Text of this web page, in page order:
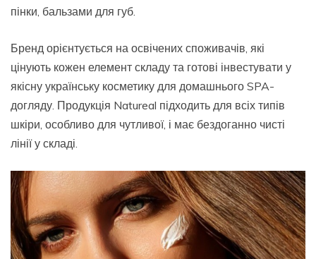
пінки, бальзами для губ.
Бренд орієнтується на освічених споживачів, які
цінують кожен елемент складу та готові інвестувати у
якісну українську косметику для домашнього SPA-
догляду. Продукція Natureal підходить для всіх типів
шкіри, особливо для чутливої, і має бездоганно чисті
лінії у складі.